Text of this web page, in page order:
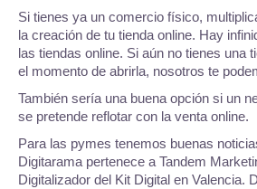
Si tienes ya un comercio físico,
la creación de tu tienda online. Hay
las tiendas online. Si aún no tienes una
el momento de abrirla, nosotros te
También sería una buena opción si un
se pretende reflotar con la venta online.
Para las pymes tenemos buenas
Digitarama pertenece a Tandem
Digitalizador del Kit Digital en Valencia.